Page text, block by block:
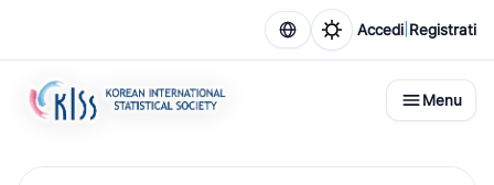
Accedi Registrati
Menu